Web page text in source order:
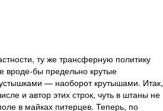
ту же трансферную политику
вроде-бы предельно крутые
— наоборот крутышами. Итак,
и автор этих строк, чуть в штаны не
в майках питерцев. Теперь, по